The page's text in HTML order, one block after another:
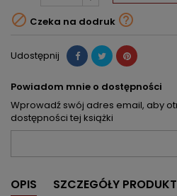
 Czeka na dodruk 
Udostępnij
Powiadom mnie o dostępności
Wprowadź swój adres email, aby
dostępności tej książki
OPIS SZCZEGÓŁY